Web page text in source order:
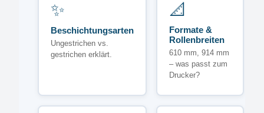
✨
Beschichtungsarten
Ungestrichen vs.
gestrichen erklärt.
📐
Formate &
Rollenbreiten
610 mm, 914 mm
– was passt zum
Drucker?